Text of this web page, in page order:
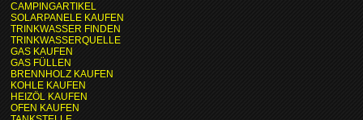
CAMPINGARTIKEL
SOLARPANELE KAUFEN
TRINKWASSER FINDEN
TRINKWASSERQUELLE
GAS KAUFEN
GAS FÜLLEN
BRENNHOLZ KAUFEN
KOHLE KAUFEN
HEIZÖL KAUFEN
OFEN KAUFEN